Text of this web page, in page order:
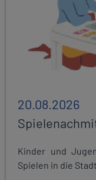
20.08.2026
Kinder und
Spielen in die